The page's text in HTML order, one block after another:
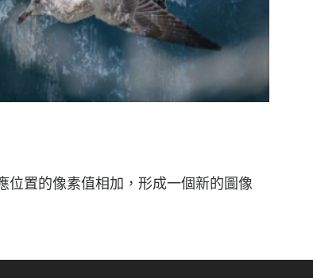
位置的像素值相加，形成一個新的圖像